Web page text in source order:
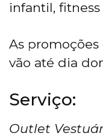
infantil, fitness
As
vão até dia
Serviço:
Outlet